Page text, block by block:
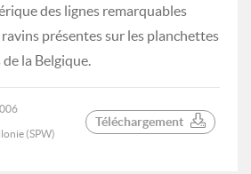
des lignes remarquables
présentes sur les planchettes
de la Belgique.
(SPW)
Téléchargement